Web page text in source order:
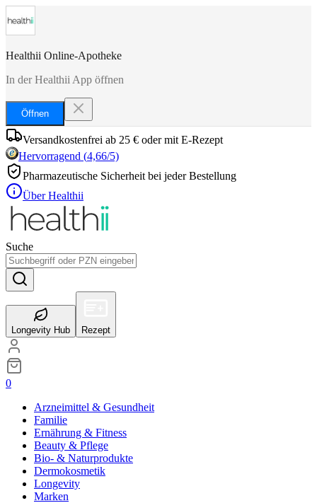
Healthii Online-Apotheke
In der Healthii App öffnen
Öffnen
Versandkostenfrei ab 25 € oder mit E-Rezept
Hervorragend (4,66/5)
Pharmazeutische Sicherheit bei jeder Bestellung
Über Healthii
Suche
Longevity Hub Rezept
0
Arzneimittel & Gesundheit
Familie
Ernährung & Fitness
Beauty & Pflege
Bio- & Naturprodukte
Dermokosmetik
Longevity
Marken